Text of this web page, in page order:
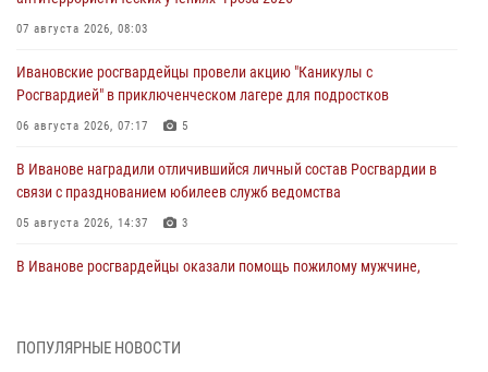
07 августа 2026, 08:03
Ивановские росгвардейцы провели акцию "Каникулы с
Росгвардией" в приключенческом лагере для подростков
06 августа 2026, 07:17 5
В Иванове наградили отличившийся личный состав Росгвардии в
связи с празднованием юбилеев служб ведомства
05 августа 2026, 14:37 3
В Иванове росгвардейцы оказали помощь пожилому мужчине,
ПОПУЛЯРНЫЕ НОВОСТИ